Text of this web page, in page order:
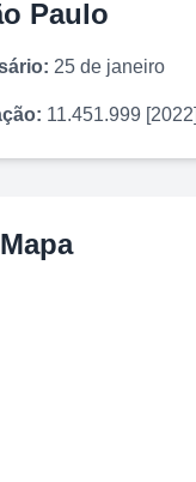
Paulo
25 de janeiro
11.451.999